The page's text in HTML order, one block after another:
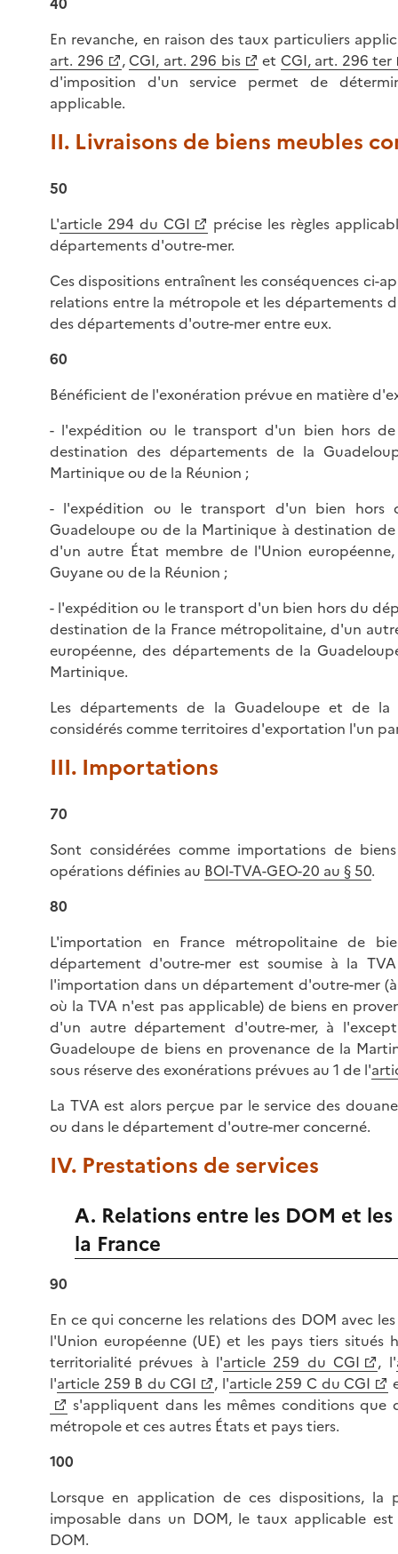
En revanche, en raison des taux particuliers
art. 296
, CGI, art. 296 bis et CGI, art. 296 ter
d'imposition d'un service permet de
applicable.
II. Livraisons de biens meubles
50
L'article 294 du CGI
précise les règles
départements d'outre-mer.
Ces dispositions entraînent les conséquences ci-
relations entre la métropole et les départements
des départements d'outre-mer entre eux.
60
Bénéficient de l'exonération prévue en matière
- l'expédition ou le transport d'un bien hors
destination des départements de la
Martinique ou de la Réunion ;
- l'expédition ou le transport d'un bien hors
Guadeloupe ou de la Martinique à destination
d'un autre État membre de l'Union
Guyane ou de la Réunion ;
- l'expédition ou le transport d'un bien hors du
destination de la France métropolitaine, d'un
européenne, des départements de la
Martinique.
Les départements de la Guadeloupe et de
considérés comme territoires d'exportation l'un
III. Importations
70
Sont considérées comme importations de
opérations définies au BOI-TVA-GEO-20 au § 50.
80
L'importation en France métropolitaine de
département d'outre-mer est soumise à la
l'importation dans un département d'outre-mer
où la TVA n'est pas applicable) de biens en
d'un autre département d'outre-mer, à
Guadeloupe de biens en provenance de la
sous réserve des exonérations prévues au 1 de l'
La TVA est alors perçue par le service des
ou dans le département d'outre-mer concerné.
IV. Prestations de services
A. Relations entre les DOM et
la France
90
En ce qui concerne les relations des DOM avec
l'Union européenne (UE) et les pays tiers situés
territorialité prévues à l'article 259 du CGI , l'
l'article 259 B du CGI , l'article 259 C du CGI
s'appliquent dans les mêmes conditions que
métropole et ces autres États et pays tiers.
100
Lorsque en application de ces dispositions, la
imposable dans un DOM, le taux applicable
DOM.